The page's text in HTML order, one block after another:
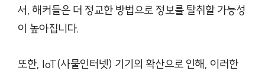
서, 해커들은 더 정교한 방법으로 정보를 탈취할 가능성
이 높아집니다.
또한, IoT(사물인터넷) 기기의 확산으로 인해, 이러한